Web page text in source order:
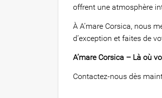
offrent une atmosphère
À A’mare Corsica, nous
d’exception et faites de
A’mare Corsica – Là où
Contactez-nous dès